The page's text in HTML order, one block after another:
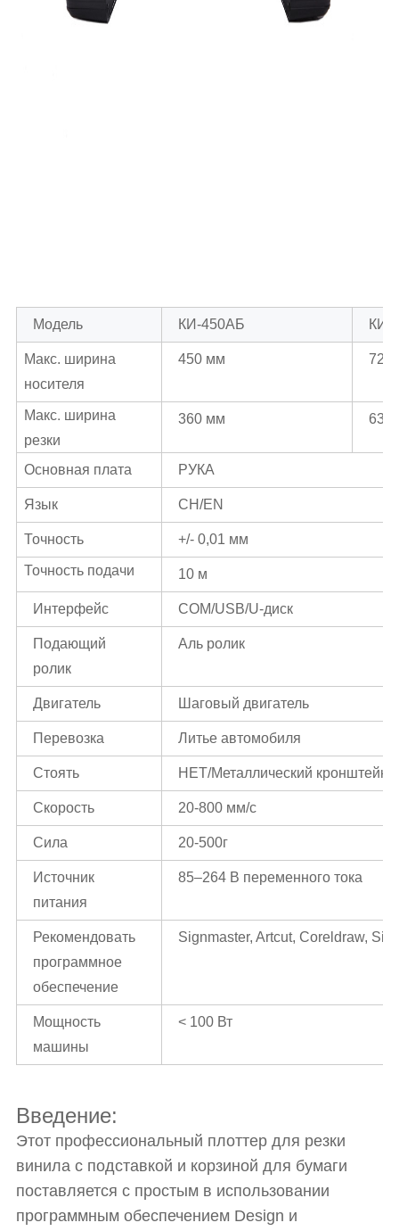
Модель КИ-450АБ КИ-
Макс. ширина
носителя
450 мм 720
Макс. ширина
резки
360 мм 630
Основная плата РУКА
Язык CH/EN
Точность +/- 0,01 мм
Точность подачи 10 м
Интерфейс COM/USB/U-диск
Подающий
ролик
Аль ролик
Двигатель Шаговый двигатель
Перевозка Литье автомобиля
Стоять НЕТ/Металлический кронштейн
Скорость 20-800 мм/с
Сила 20-500г
Источник
питания
85–264 В переменного тока
Рекомендовать
программное
обеспечение
Signmaster, Artcut, Coreldraw,
Мощность
машины
< 100 Вт
Введение:
Этот профессиональный плоттер для резки
винила с подставкой и корзиной для бумаги
поставляется с простым в использовании
программным обеспечением Design и